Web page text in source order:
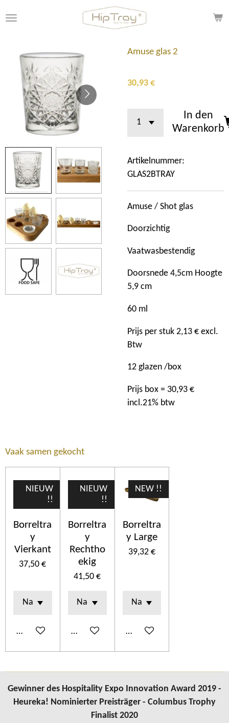
Hauptinhalt
Amuse glas 2
30,93 €
In den
Warenkorb
Artikelnummer:
GLAS2BTRAY
Amuse / Shot glas
Doorzichtig
Vaatwasbestendig
Doorsnede 4,5cm Hoogte
5,9 cm
60 ml
Prijs per stuk 2,13 € excl.
Btw
12 glazen /box
Prijs box = 30,93 €
incl.21% btw
Vaak samen gekocht
NIEUW
!!
Borreltra
y
Vierkant
37,50 €
In den Warenkorb
NIEUW
!!
Borreltra
y
Rechtho
ekig
41,50 €
In den Warenkorb
NEW !!
Borreltra
y Large
39,32 €
In den Warenkorb
Gewinner des Hospitality Expo Innovation Award 2019 -
Heureka! Nominierter Preisträger - Columbus Trophy
Finalist 2020